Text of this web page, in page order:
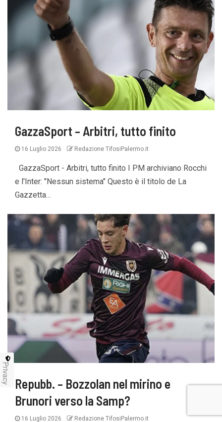
GazzaSport – Arbitri, tutto finito
16 Luglio 2026 Redazione TifosiPalermo.it
GazzaSport - Arbitri, tutto finito I PM archiviano Rocchi
e l'Inter: "Nessun sistema" Questo è il titolo de La
Gazzetta...
Repubb. – Bozzolan nel mirino e
Brunori verso la Samp?
16 Luglio 2026 Redazione TifosiPalermo.it
Privacy